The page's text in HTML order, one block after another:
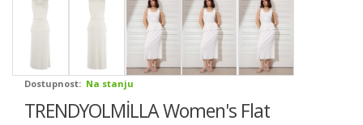
Dostupnost: Na stanju
TRENDYOLMİLLA Women's Flat